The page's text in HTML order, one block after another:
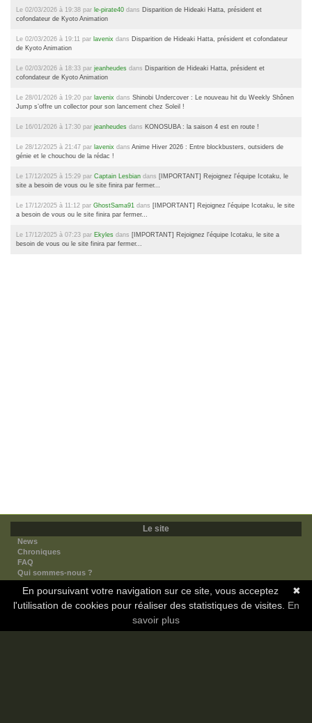
Le 02/03/2026 à 19:38 par le-pirate40 dans Disparition de Hideaki Hatta, président et
cofondateur de Kyoto Animation
Le 02/03/2026 à 19:11 par lavenix dans Disparition de Hideaki Hatta, président et cofondateur
de Kyoto Animation
Le 02/03/2026 à 18:33 par jeanheudes dans Disparition de Hideaki Hatta, président et
cofondateur de Kyoto Animation
Le 28/01/2026 à 19:20 par lavenix dans Shinobi Undercover : Le nouveau hit du Weekly Shônen
Jump s’offre un collector pour son lancement chez Soleil !
Le 16/01/2026 à 17:30 par jeanheudes dans KONOSUBA : la saison 4 est en route !
Le 28/12/2025 à 21:47 par lavenix dans Anime Hiver 2026 : Entre blockbusters, outsiders de
génie et le chouchou de la rédac !
Le 17/12/2025 à 15:29 par Captain Lesbian dans [IMPORTANT] Rejoignez l'équipe Icotaku, le
site a besoin de vous ou le site finira par fermer...
Le 17/12/2025 à 11:12 par GhostSama91 dans [IMPORTANT] Rejoignez l'équipe Icotaku, le site
a besoin de vous ou le site finira par fermer...
Le 17/12/2025 à 07:23 par Ekyles dans [IMPORTANT] Rejoignez l'équipe Icotaku, le site a
besoin de vous ou le site finira par fermer...
Le site
News
Chroniques
FAQ
Qui sommes-nous ?
Nos partenaires
Faites-nous connaitre
Nous contacter
✖
En poursuivant votre navigation sur ce site, vous acceptez
l'utilisation de cookies pour réaliser des statistiques de visites. En
savoir plus